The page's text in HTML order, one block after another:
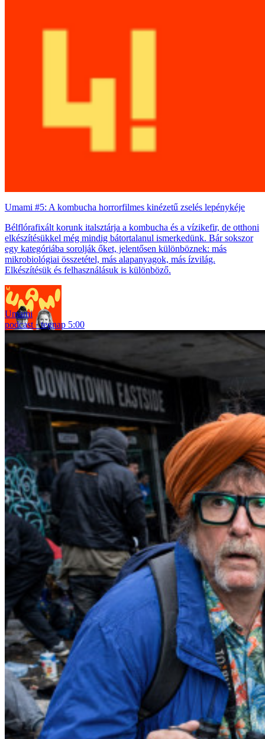
Umami #5: A kombucha horrorfilmes kinézetű zselés lepénykéje
Bélflórafixált korunk italsztárja a kombucha és a vízikefir, de otthoni
elkészítésükkel még mindig bátortalanul ismerkedünk. Bár sokszor
egy kategóriába sorolják őket, jelentősen különböznek: más
mikrobiológiai összetétel, más alapanyagok, más ízvilág.
Elkészítésük és felhasználásuk is különböző.
Umami
podcast
tegnap 5:00